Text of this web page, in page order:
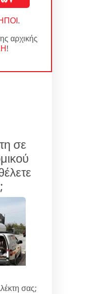
.
αρχικής
!
σε
σας;